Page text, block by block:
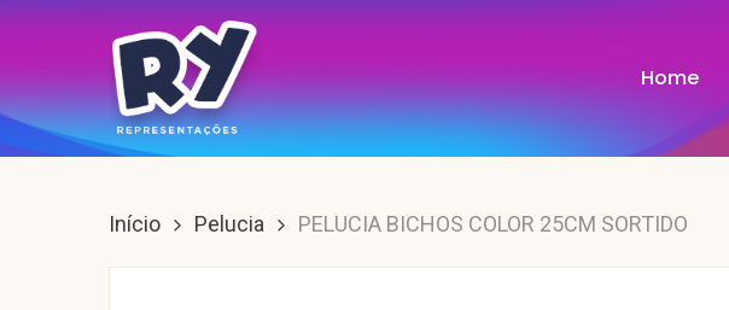
Skip
main
content
Home
Início Pelucia PELUCIA BICHOS COLOR 25CM SORTIDO